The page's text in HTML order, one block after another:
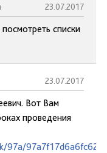
23.07.2017
списки
23.07.2017
Вот Вам
проведения
97a/